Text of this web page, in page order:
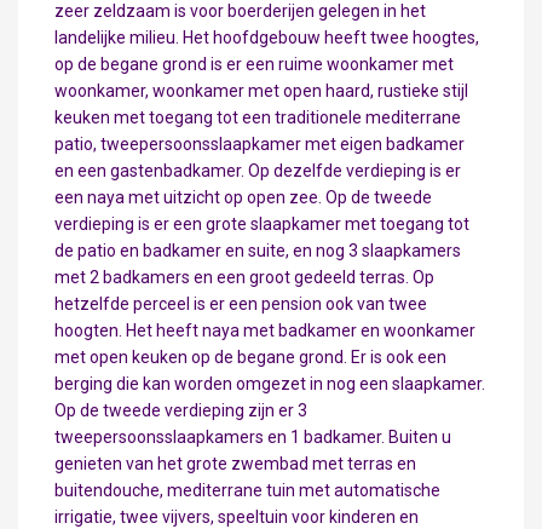
zeer zeldzaam is voor boerderijen gelegen in het
landelijke milieu. Het hoofdgebouw heeft twee hoogtes,
op de begane grond is er een ruime woonkamer met
woonkamer, woonkamer met open haard, rustieke stijl
keuken met toegang tot een traditionele mediterrane
patio, tweepersoonsslaapkamer met eigen badkamer
en een gastenbadkamer. Op dezelfde verdieping is er
een naya met uitzicht op open zee. Op de tweede
verdieping is er een grote slaapkamer met toegang tot
de patio en badkamer en suite, en nog 3 slaapkamers
met 2 badkamers en een groot gedeeld terras. Op
hetzelfde perceel is er een pension ook van twee
hoogten. Het heeft naya met badkamer en woonkamer
met open keuken op de begane grond. Er is ook een
berging die kan worden omgezet in nog een slaapkamer.
Op de tweede verdieping zijn er 3
tweepersoonsslaapkamers en 1 badkamer. Buiten u
genieten van het grote zwembad met terras en
buitendouche, mediterrane tuin met automatische
irrigatie, twee vijvers, speeltuin voor kinderen en